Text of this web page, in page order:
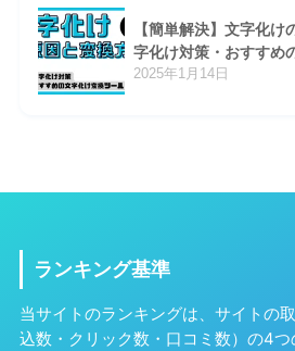
【簡単解決】文字化
字化け対策・おすすめ
2025年1月14日
ランキング基準
当サイトのランキングは、サイトの
込数・クリック数・口コミ数）の4